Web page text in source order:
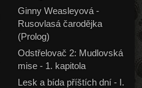
Ginny Weasleyová -
Rusovlasá čarodějka
(Prolog)
Odstřelovač 2: Mudlovská
mise - 1. kapitola
Lesk a bída příštích dní - I.